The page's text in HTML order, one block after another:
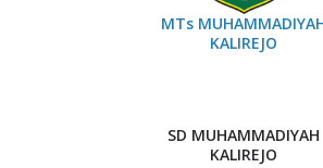
MTs
KALIREJO
SD MUHAMMADIYAH
KALIREJO